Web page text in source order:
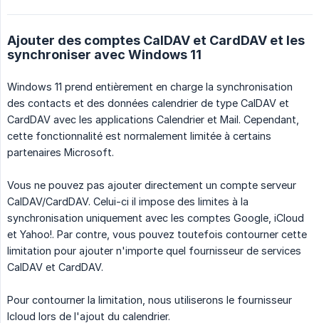
Ajouter des comptes CalDAV et CardDAV et les
synchroniser avec Windows 11
Windows 11 prend entièrement en charge la synchronisation
des contacts et des données calendrier de type CalDAV et
CardDAV avec les applications Calendrier et Mail. Cependant,
cette fonctionnalité est normalement limitée à certains
partenaires Microsoft.
Vous ne pouvez pas ajouter directement un compte serveur
CalDAV/CardDAV. Celui-ci il impose des limites à la
synchronisation uniquement avec les comptes Google, iCloud
et Yahoo!. Par contre, vous pouvez toutefois contourner cette
limitation pour ajouter n'importe quel fournisseur de services
CalDAV et CardDAV.
Pour contourner la limitation, nous utiliserons le fournisseur
Icloud lors de l'ajout du calendrier.